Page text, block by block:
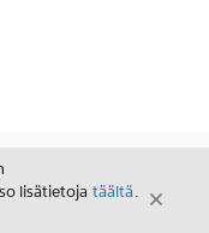
lisätietoja täältä.
Sulje